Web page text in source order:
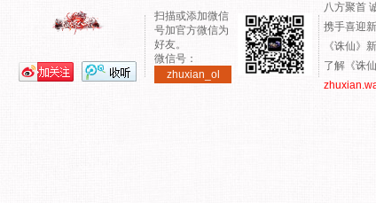
扫描或添加微信
号加官方微信为
好友。
微信号：
zhuxian_ol
八方聚首
携手喜迎
《诛仙》
了解《诛